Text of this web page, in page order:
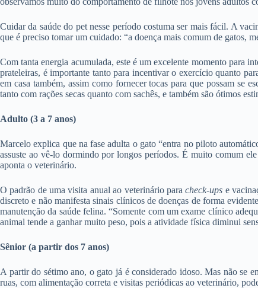
Cuidar da saúde do pet nesse período costuma ser mais fácil. A
que é preciso tomar um cuidado: “a doença mais comum de gatos,
Com tanta energia acumulada, este é um excelente momento para
prateleiras, é importante tanto para incentivar o exercício quanto
em casa também, assim como fornecer tocas para que possam se
tanto com rações secas quanto com sachês, e também são ótimos
Adulto (3 a 7 anos)
Marcelo explica que na fase adulta o gato “entra no piloto
assuste ao vê-lo dormindo por longos períodos. É muito comum
aponta o veterinário.
O padrão de uma visita anual ao veterinário paracheck-ups e
discreto e não manifesta sinais clínicos de doenças de forma
manutenção da saúde felina. “Somente com um exame clínico
animal tende a ganhar muito peso, pois a atividade física diminui
Sênior (a partir dos 7 anos)
A partir do sétimo ano, o gato já é considerado idoso. Mas não se
ruas, com alimentação correta e visitas periódicas ao veterinário,